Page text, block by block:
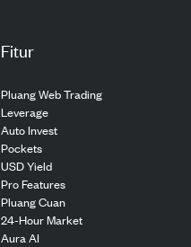
Fitur
Pluang Web Trading
Leverage
Auto Invest
Pockets
USD Yield
Pro Features
Pluang Cuan
24-Hour Market
Aura AI